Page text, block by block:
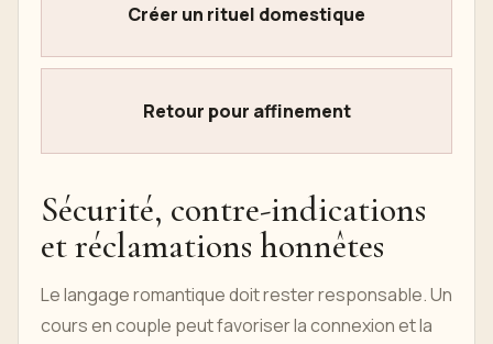
Créer un rituel domestique
Retour pour affinement
Sécurité, contre-indications
et réclamations honnêtes
Le langage romantique doit rester responsable. Un
cours en couple peut favoriser la connexion et la